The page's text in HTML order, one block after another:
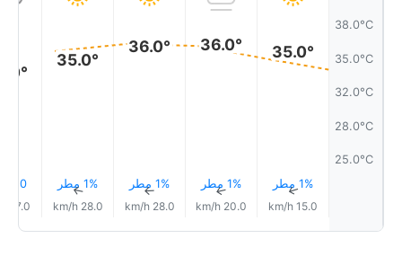
38.0°C
35.0°C
32.0°C
28.0°C
25.0°C
35.0°
1% مطر↑
15.0 km/h
36.0°
1% مطر↑
20.0 km/h
36.0°
1% مطر
↑
28.0 km/h
35.0°
1% مطر↑
28.0 km/h
0.0 mm
17.0 km/h